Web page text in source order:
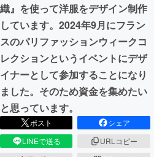
まちづくり・地域活性化
CAMPFIRE for Social Good
CAMPFIREふるさと納税
織』を使って洋服をデザイン制作
しています。2024年9月にフラン
スのパリファッションウィークコ
レクションというイベントにデザ
イナーとして参加することになり
ました。そのため資金を集めたい
と思っています。
ポスト
シェア
LINEで送る
URLコピー